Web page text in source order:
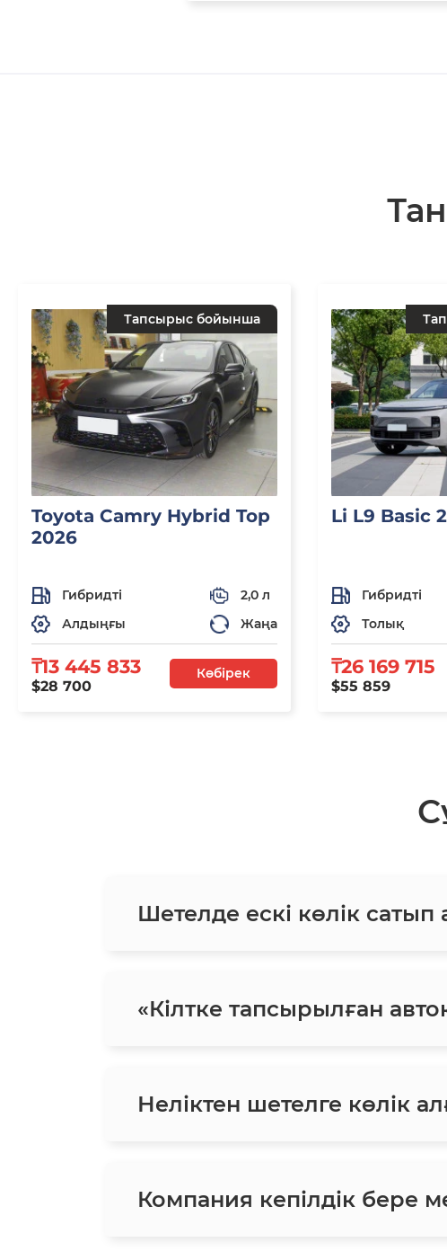
Тапсырыс бойынша
Toyota Camry Hybrid Top
2026
Гибридті
2,0 л
Алдыңғы
Жаңа
₸13 445 833
$28 700
Көбірек
Li L9 Basic
Гибридті
Толық
₸26 169 715
$55 859
Шетелде ескі көлік сатып
«Кілтке тапсырылған
Неліктен шетелге көлік
Компания кепілдік бере